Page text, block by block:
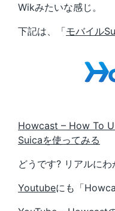
Wikみたいな感じ。
下記は、「モバイル
Howcast – How To
Suicaを使ってみる
どうです? リアルに
Youtubeにも「